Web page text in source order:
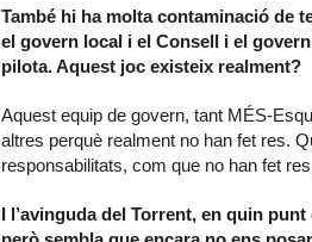
També hi ha molta contaminació de
el govern local i el Consell i el
pilota. Aquest joc existeix realment?
Aquest equip de govern, tant MÉS-
altres perquè realment no han fet res.
responsabilitats, com que no han fet
I l’avinguda del Torrent, en quin